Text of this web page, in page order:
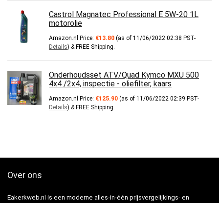
Castrol Magnatec Professional E 5W-20 1L
motorolie
Amazon.nl Price: €13.80 (as of 11/06/2022 02:38 PST-
Details) & FREE Shipping.
Onderhoudsset ATV/Quad Kymco MXU 500
4x4 /2x4, inspectie - oliefilter, kaars
Amazon.nl Price: €125.90 (as of 11/06/2022 02:39 PST-
Details) & FREE Shipping.
Over ons
Eakerkweb.nl is een moderne alles-in-één prijsvergelijkings- en